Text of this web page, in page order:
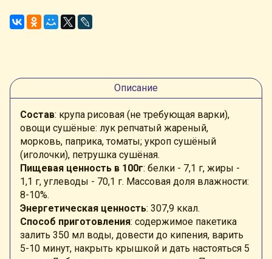
Описание
Состав: крупа рисовая (не требующая варки),
овощи сушёные: лук репчатый жареный,
морковь, паприка, томаты; укроп сушёный
(иголочки), петрушка сушёная.
Пищевая ценность в 100г: белки - 7,1 г, жиры -
1,1 г, углеводы - 70,1 г. Массовая доля влажности:
8-10%.
Энергетическая ценность: 307,9 ккал.
Способ приготовления: содержимое пакетика
залить 350 мл воды, довести до кипения, варить
5-10 минут, накрыть крышкой и дать настояться 5